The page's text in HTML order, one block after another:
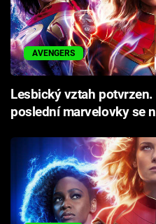
Přihlášení
Sledujte nás
AVENGERS
Lesbický vztah
poslední marvelovky se